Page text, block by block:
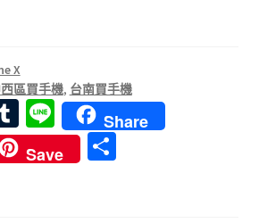
X
區買手機, 台南買手機
T
u
m
Li
n
e
Share
Save
分